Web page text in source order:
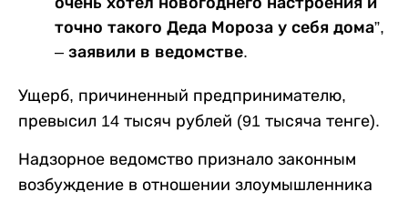
точно такого Деда Мороза у себя дома”,
– заявили в ведомстве.
Ущерб, причиненный предпринимателю,
превысил 14 тысяч рублей (91 тысяча тенге).
Надзорное ведомство признало законным
возбуждение в отношении злоумышленника